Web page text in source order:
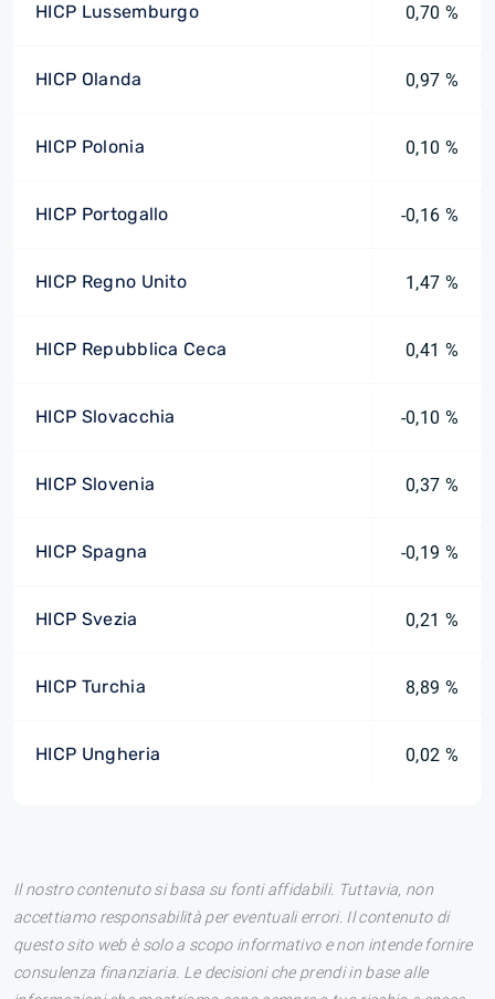
HICP Lussemburgo 0,70 %
HICP Olanda 0,97 %
HICP Polonia 0,10 %
HICP Portogallo -0,16 %
HICP Regno Unito 1,47 %
HICP Repubblica Ceca 0,41 %
HICP Slovacchia -0,10 %
HICP Slovenia 0,37 %
HICP Spagna -0,19 %
HICP Svezia 0,21 %
HICP Turchia 8,89 %
HICP Ungheria 0,02 %
Il nostro contenuto si basa su fonti affidabili. Tuttavia, non
accettiamo responsabilità per eventuali errori. Il contenuto di
questo sito web è solo a scopo informativo e non intende fornire
consulenza finanziaria. Le decisioni che prendi in base alle